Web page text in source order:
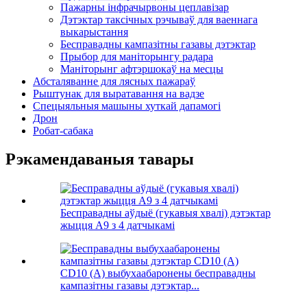
Пажарны інфрачырвоны цеплавізар
Дэтэктар таксічных рэчываў для ваеннага
выкарыстання
Бесправадны кампазітны газавы дэтэктар
Прыбор для маніторынгу радара
Маніторынг афтэршокаў на месцы
Абсталяванне для лясных пажараў
Рыштунак для выратавання на вадзе
Спецыяльныя машыны хуткай дапамогі
Дрон
Робат-сабака
Рэкамендаваныя тавары
Бесправадны аўдыё (гукавыя хвалі) дэтэктар
жыцця A9 з 4 датчыкамі
CD10 (A) выбухаабаронены бесправадны
кампазітны газавы дэтэктар...